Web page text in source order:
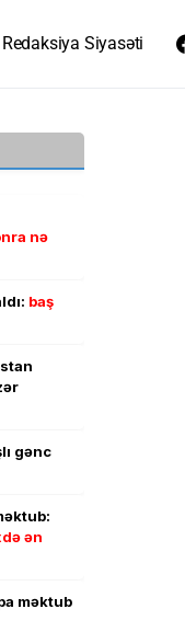
Redaksiya Siyasəti
nə
baş
gənc
ən
məktub